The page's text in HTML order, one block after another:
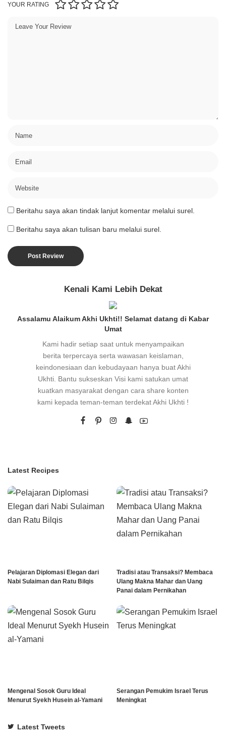
YOUR RATING
Beritahu saya akan tindak lanjut komentar melalui surel.
Beritahu saya akan tulisan baru melalui surel.
Kenali Kami Lebih Dekat
Assalamu Alaikum Akhi Ukhti!! Selamat datang di Kabar
Umat
Kami hadir setiap saat untuk menyampaikan
berita terpercaya serta wawasan keislaman,
keindonesiaan dan kebudayaan hanya buat Akhi
Ukhti. Bantu sukseskan Visi kami satukan umat
kuatkan masyarakat dengan cara share konten
kami kepada teman-teman terdekat Akhi Ukhti !
Latest Recipes
Pelajaran Diplomasi Elegan dari
Nabi Sulaiman dan Ratu Bilqis
Tradisi atau Transaksi? Membaca
Ulang Makna Mahar dan Uang
Panai dalam Pernikahan
Mengenal Sosok Guru Ideal
Menurut Syekh Husein al-Yamani
Serangan Pemukim Israel Terus
Meningkat
Latest Tweets